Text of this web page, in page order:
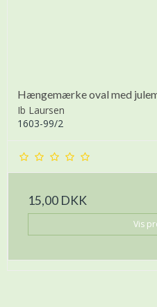
Hængemærke oval med
Ib Laursen
1603-99/2
15,00 DKK
Vis